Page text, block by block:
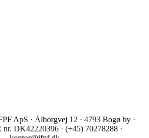
ApS · Ålborgvej 12 · 4793 Bogø by ·
nr. DK42220396 · (+45) 70278288 ·